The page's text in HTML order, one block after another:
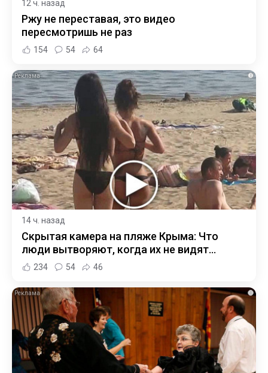
12 ч. назад
Ржу не переставая, это видео
пересмотришь не раз
154 54 64
i
14 ч. назад
Скрытая камера на пляже Крыма: Что
люди вытворяют, когда их не видят...
234 54 46
i